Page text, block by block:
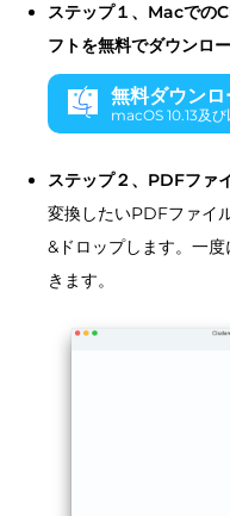
ステップ１、Macで
フトを無料でダウンロ
無料ダウンロ
macOS 10.13及び
ステップ２、PDFファ
変換したいPDFファイ
&ドロップします。一
きます。